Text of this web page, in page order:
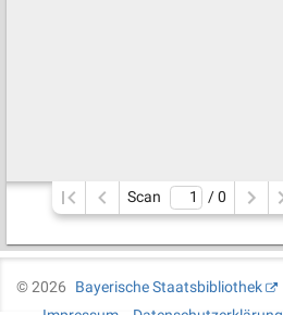
Scan / 0
©2026
Bayerische Staatsbibliothek